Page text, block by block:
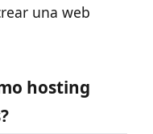
una web
hosting